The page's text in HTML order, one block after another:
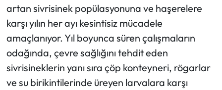
artan sivrisinek popülasyonuna ve haşerelere
karşı yılın her ayı kesintisiz mücadele
amaçlanıyor. Yıl boyunca süren çalışmaların
odağında, çevre sağlığını tehdit eden
sivrisineklerin yanı sıra çöp konteyneri, rögarlar
ve su birikintilerinde üreyen larvalara karşı